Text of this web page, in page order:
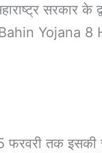
सरकार के
Yojana 8
फरवरी तक